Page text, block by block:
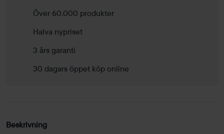
Över 60.000 produkter
Halva nypriset
3 års garanti
30 dagars öppet köp online
Beskrivning